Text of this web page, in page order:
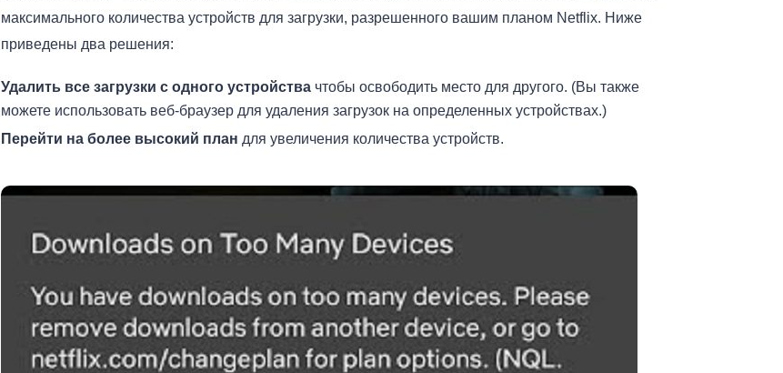
максимального количества устройств для загрузки, разрешенного вашим планом Netflix. Ниже
приведены два решения:
Удалить все загрузки с одного устройства чтобы освободить место для другого. (Вы также
можете использовать веб-браузер для удаления загрузок на определенных устройствах.)
Перейти на более высокий план для увеличения количества устройств.